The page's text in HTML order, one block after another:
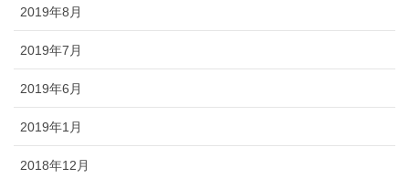
2019年8月
2019年7月
2019年6月
2019年1月
2018年12月